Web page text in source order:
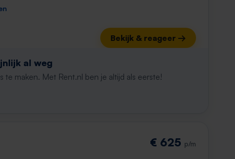
Bekijk & reageer →
al weg
te maken. Met Rent.nl ben je altijd als eerste!
€ 625 p/m